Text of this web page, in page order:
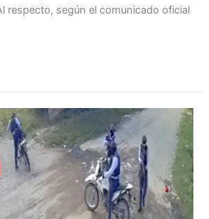
respecto, según el comunicado oficial